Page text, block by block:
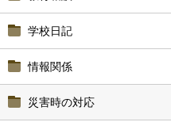
学校日記
情報関係
災害時の対応